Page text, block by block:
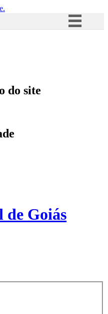
Acesso à informação
do site
Goiás